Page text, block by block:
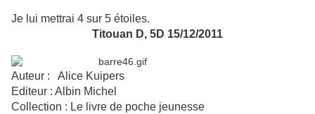
Je lui mettrai 4 sur 5 étoiles.
Titouan D, 5D 15/12/2011
Auteur : Alice Kuipers
Editeur : Albin Michel
Collection : Le livre de poche jeunesse